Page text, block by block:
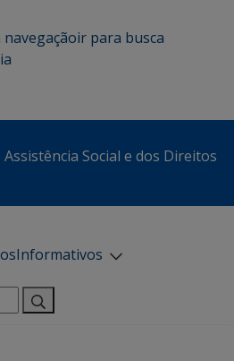
ir para busca
Social e dos Direitos
Informativos